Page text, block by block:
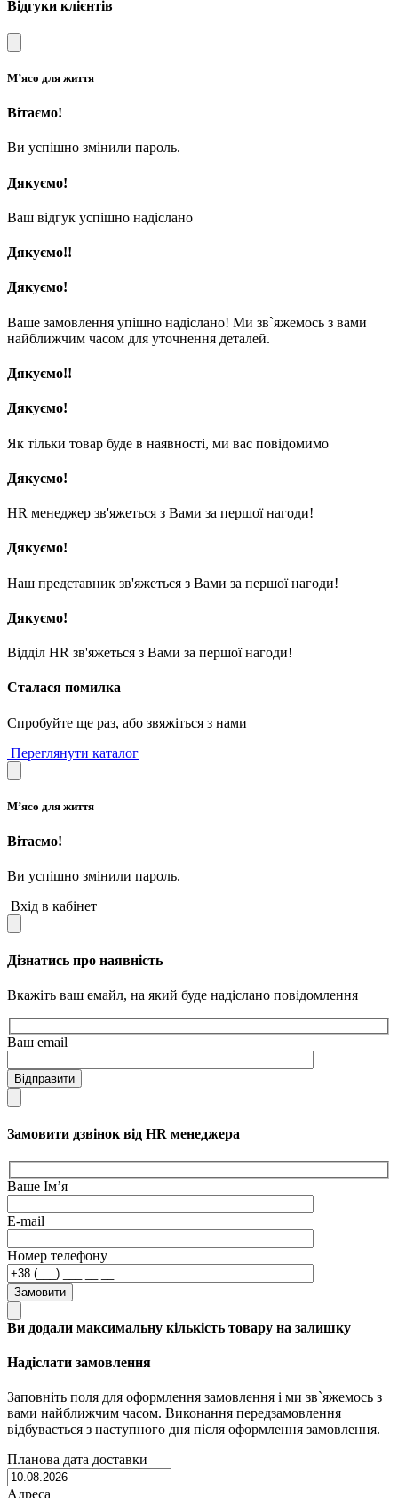
Відгуки клієнтів
М’ясо для життя
Вітаємо!
Ви успішно змінили пароль.
Дякуємо!
Ваш відгук успішно надіслано
Дякуємо!!
Дякуємо!
Ваше замовлення упішно надіслано! Ми зв`яжемось з вами
найближчим часом для уточнення деталей.
Дякуємо!!
Дякуємо!
Як тільки товар буде в наявності, ми вас повідомимо
Дякуємо!
HR менеджер зв'яжеться з Вами за першої нагоди!
Дякуємо!
Наш представник зв'яжеться з Вами за першої нагоди!
Дякуємо!
Відділ HR зв'яжеться з Вами за першої нагоди!
Сталася помилка
Спробуйте ще раз, або звяжіться з нами
Переглянути каталог
М’ясо для життя
Вітаємо!
Ви успішно змінили пароль.
Вхід в кабінет
Дізнатись про наявність
Вкажіть ваш емайл, на який буде надіслано повідомлення
Ваш email
Відправити
Замовити дзвінок від HR менеджера
Ваше Ім’я
E-mail
Номер телефону
Замовити
Ви додали максимальну кількість товару на залишку
Надіслати замовлення
Заповніть поля для оформлення замовлення і ми зв`яжемось з
вами найближчим часом. Виконання передзамовлення
відбувається з наступного дня після оформлення замовлення.
Планова дата доставки
Адреса